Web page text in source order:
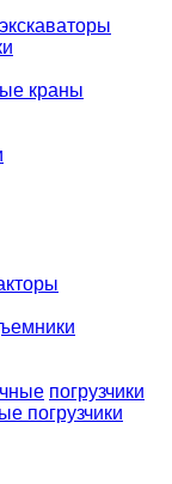
краны
погрузчики
погрузчики